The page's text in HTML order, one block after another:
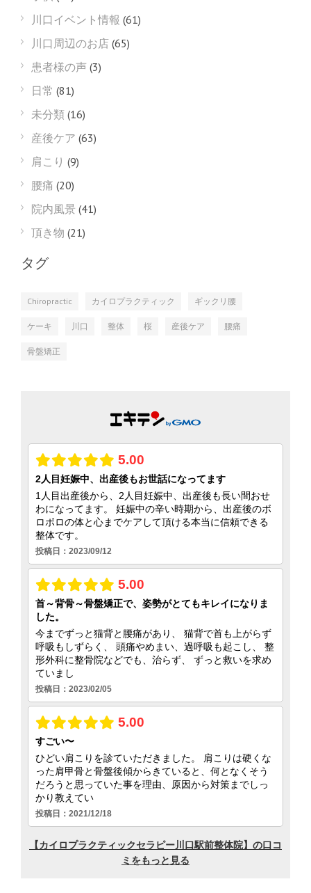
川口イベント情報 (61)
川口周辺のお店 (65)
患者様の声 (3)
日常 (81)
未分類 (16)
産後ケア (63)
肩こり (9)
腰痛 (20)
院内風景 (41)
頂き物 (21)
タグ
Chiropractic カイロプラクティック ギックリ腰
ケーキ 川口 整体 桜 産後ケア 腰痛
骨盤矯正